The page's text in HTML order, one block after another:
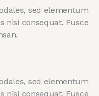
sed elementum
nisi consequat. Fusce
sed elementum
nisi consequat. Fusce